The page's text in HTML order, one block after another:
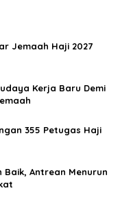
Jemaah Haji 2027
Kerja Baru Demi
355 Petugas Haji
Baik, Antrean Menurun